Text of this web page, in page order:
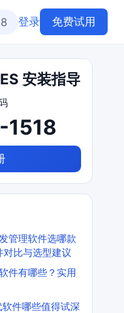
登录 免费试用
安装指导
管理软件选哪款
比与选型建议
件有哪些？实用
件哪些值得试深